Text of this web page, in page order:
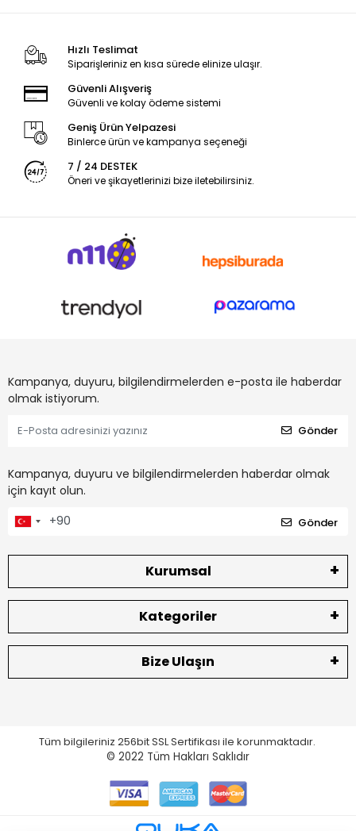
Hızlı Teslimat
Siparişleriniz en kısa sürede elinize ulaşır.
Güvenli Alışveriş
Güvenli ve kolay ödeme sistemi
Geniş Ürün Yelpazesi
Binlerce ürün ve kampanya seçeneği
7 / 24 DESTEK
Öneri ve şikayetlerinizi bize iletebilirsiniz.
Kampanya, duyuru, bilgilendirmelerden e-posta ile haberdar
olmak istiyorum.
Gönder
Kampanya, duyuru ve bilgilendirmelerden haberdar olmak
için kayıt olun.
Gönder
Kurumsal
Kategoriler
Bize Ulaşın
Tüm bilgileriniz 256bit SSL Sertifikası ile korunmaktadır.
© 2022 Tüm Hakları Saklıdır